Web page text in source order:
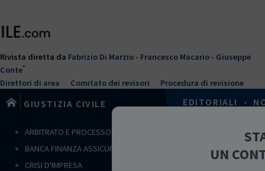
UN
contenuto
Rivista diretta da Fabrizio Di Marzio - Francesco Macario - Giuseppe
Conte*
Direttori di area Comitato dei revisori Procedura di revisione
GIUSTIZIA CIVILE EDITORIALI •
NOTE
ARBITRATO E PROCESSO CIVILE
BANCA FINANZA ASSICURAZIONI
CRISI D'IMPRESA